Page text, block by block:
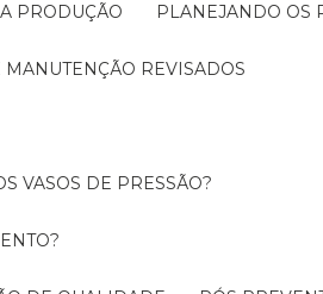
PRODUÇÃO PLANEJANDO
MANUTENÇÃO REVISADOS
VASOS DE PRESSÃO?